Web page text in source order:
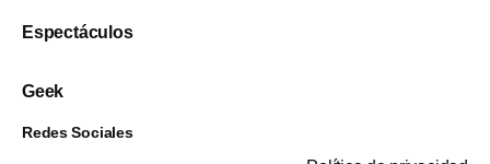
Espectáculos
Geek
Redes Sociales